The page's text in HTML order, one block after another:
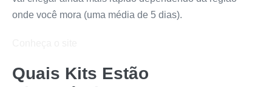
onde você mora (uma média de 5 dias).
Quais Kits Estão